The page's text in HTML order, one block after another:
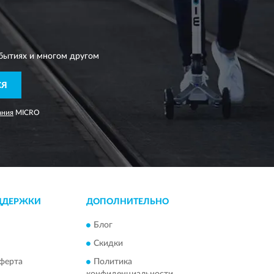
и многом другом
MICRO
ДОПОЛНИТЕЛЬНО
Блог
Скидки
Политика